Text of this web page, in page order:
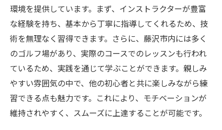
環境を提供しています。まず、インストラクターが豊富
な経験を持ち、基本から丁寧に指導してくれるため、技
術を無理なく習得できます。さらに、藤沢市内には多く
のゴルフ場があり、実際のコースでのレッスンも行われ
ているため、実践を通じて学ぶことができます。親しみ
やすい雰囲気の中で、他の初心者と共に楽しみながら練
習できる点も魅力です。これにより、モチベーションが
維持されやすく、スムーズに上達することが可能です。